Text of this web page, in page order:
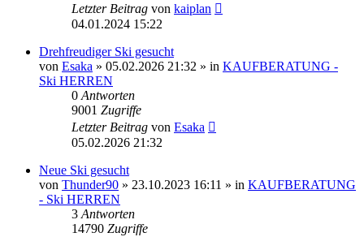
Letzter Beitrag von kaiplan
04.01.2024 15:22
Drehfreudiger Ski gesucht
von Esaka » 05.02.2026 21:32 » in KAUFBERATUNG -
Ski HERREN
0 Antworten
9001 Zugriffe
Letzter Beitrag von Esaka
05.02.2026 21:32
Neue Ski gesucht
von Thunder90 » 23.10.2023 16:11 » in KAUFBERATUNG
- Ski HERREN
3 Antworten
14790 Zugriffe